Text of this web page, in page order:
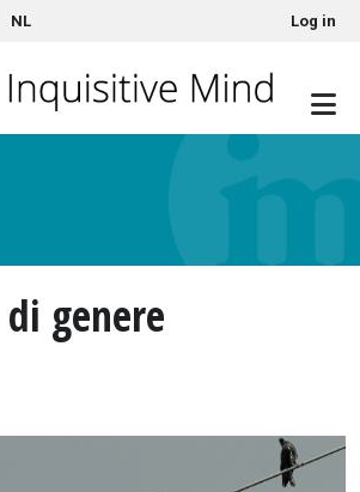
NL User account menuLog in
genere